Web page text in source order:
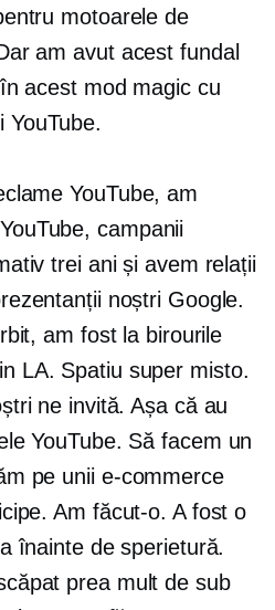
motoarele de
am avut acest fundal
acest mod magic cu
YouTube.
YouTube, am
campanii
trei ani și avem relații
noștri Google.
am fost la birourile
LA. Spatiu super misto.
ne invită. Așa că au
YouTube. Să facem un
pe unii e-commerce
Am făcut-o. A fost o
înainte de sperietură.
prea mult de sub